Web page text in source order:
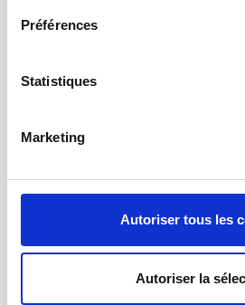
Préférences
Statistiques
Marketing
Autoriser tous les
Autoriser la
MONITEUR DE QUALITÉ DE
Mon compte
Mes commandes